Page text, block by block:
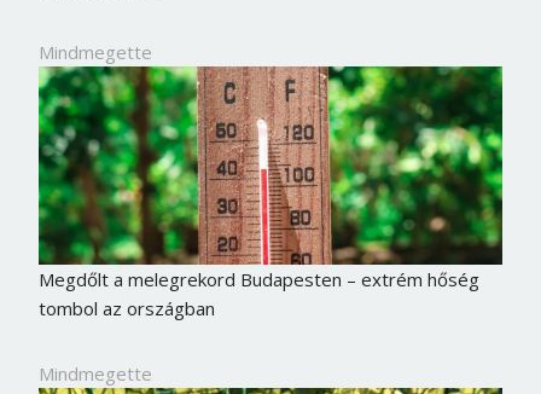
Mindmegette
Megdőlt a melegrekord Budapesten – extrém hőség
tombol az országban
Mindmegette